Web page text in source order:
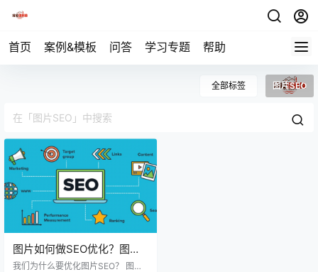
首页 案例&模板 问答 学习专题 帮助
全部标签 图片SEO
图片如何做SEO优化？图片
跟SEO有什么关系？
我们为什么要优化图片SEO？ 图片